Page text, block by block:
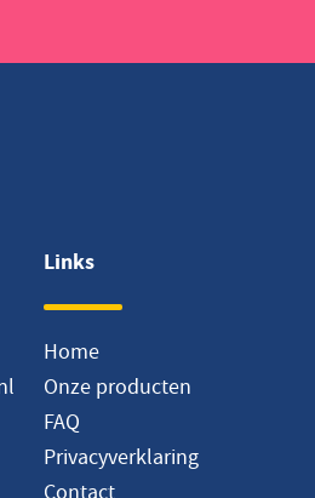
Links
Home
Onze producten
FAQ
Privacyverklaring
Contact